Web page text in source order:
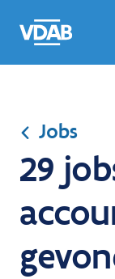
naar
een
een
job
naar
Jobs
29